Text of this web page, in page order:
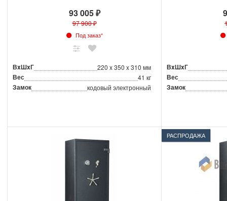
93 005 ₽
97 900 ₽
Под заказ*
ВxШxГ 220 x 350 x 310 мм
Вес 41 кг
Замок кодовый электронный
ВxШxГ
Вес
Замок
РАСПРОДАЖА